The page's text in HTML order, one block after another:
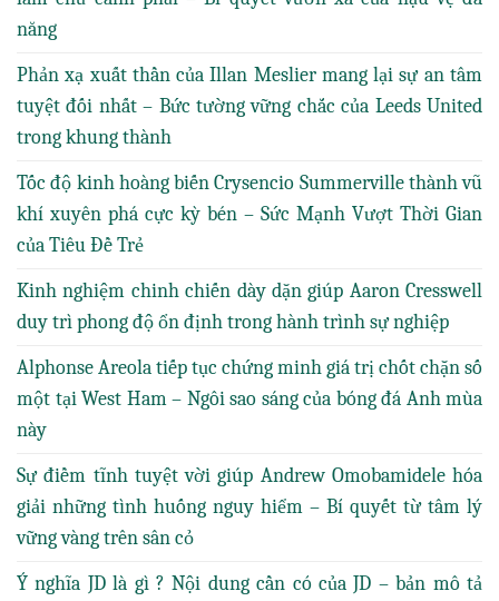
năng
Phản xạ xuất thần của Illan Meslier mang lại sự an tâm
tuyệt đối nhất – Bức tường vững chắc của Leeds United
trong khung thành
Tốc độ kinh hoàng biến Crysencio Summerville thành vũ
khí xuyên phá cực kỳ bén – Sức Mạnh Vượt Thời Gian
của Tiêu Đề Trẻ
Kinh nghiệm chinh chiến dày dặn giúp Aaron Cresswell
duy trì phong độ ổn định trong hành trình sự nghiệp
Alphonse Areola tiếp tục chứng minh giá trị chốt chặn số
một tại West Ham – Ngôi sao sáng của bóng đá Anh mùa
này
Sự điềm tĩnh tuyệt vời giúp Andrew Omobamidele hóa
giải những tình huống nguy hiểm – Bí quyết từ tâm lý
vững vàng trên sân cỏ
Ý nghĩa JD là gì ? Nội dung cần có của JD – bản mô tả